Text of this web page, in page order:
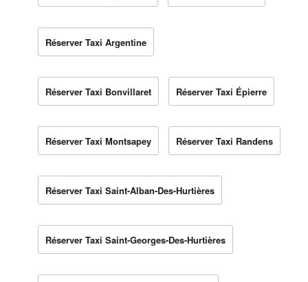
Réserver Taxi Argentine
Réserver Taxi Bonvillaret Réserver Taxi Épierre
Réserver Taxi Montsapey Réserver Taxi Randens
Réserver Taxi Saint-Alban-Des-Hurtières
Réserver Taxi Saint-Georges-Des-Hurtières